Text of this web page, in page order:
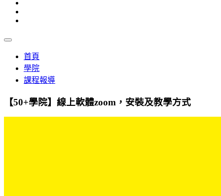
首頁
學院
課程報導
【50+學院】線上軟體zoom，安裝及教學方式